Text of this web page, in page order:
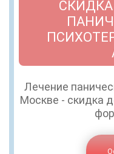
СКИДКА
Лечение
Москве - скидка